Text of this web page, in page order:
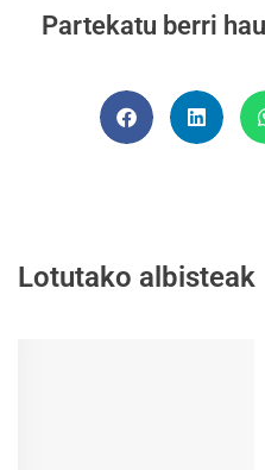
Partekatu berri hau
Lotutako albisteak